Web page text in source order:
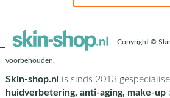
Copyright ©
voorbehouden.
Skin-shop.nl is sinds 2013
huidverbetering, anti-aging, make-up